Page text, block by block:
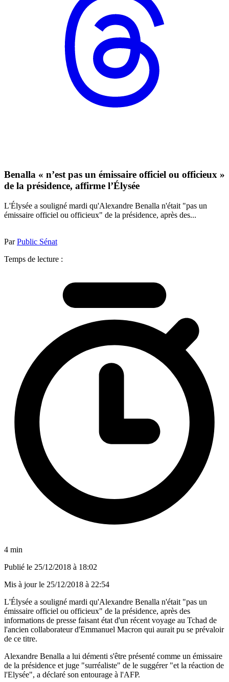
Benalla « n’est pas un émissaire officiel ou officieux »
de la présidence, affirme l’Élysée
L'Élysée a souligné mardi qu'Alexandre Benalla n'était "pas un
émissaire officiel ou officieux" de la présidence, après des...
ParPublic Sénat
Temps de lecture :
4 min
Publié le 25/12/2018 à 18:02
Mis à jour le 25/12/2018 à 22:54
L'Élysée a souligné mardi qu'Alexandre Benalla n'était "pas un
émissaire officiel ou officieux" de la présidence, après des
informations de presse faisant état d'un récent voyage au Tchad de
l'ancien collaborateur d'Emmanuel Macron qui aurait pu se prévaloir
de ce titre.
Alexandre Benalla a lui démenti s'être présenté comme un émissaire
de la présidence et juge "surréaliste" de le suggérer "et la réaction de
l'Elysée", a déclaré son entourage à l'AFP.